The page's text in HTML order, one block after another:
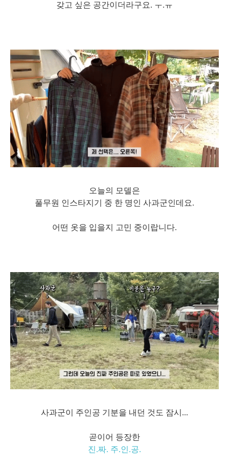
갖고 싶은 공간이더라구요. ㅜ.ㅠ
오늘의 모델은
풀무원 인스타지기 중 한 명인 사과군인데요.
어떤 옷을 입을지 고민 중이랍니다.
사과군이 주인공 기분을 내던 것도 잠시...
곧이어 등장한
진.짜. 주.인.공.